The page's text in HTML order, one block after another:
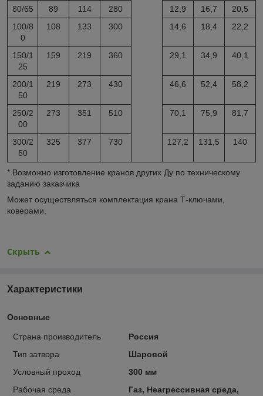
80/65
89 114 280 12,9 16,7
20,5
100/8
0
108 133 300 14,6 18,4 22,2
150/1
25
159 219 360 29,1 34,9 40,1
200/1
50
219 273 430 46,6 52,4 58,2
250/2
00
273 351 510 70,1 75,9 81,7
300/2
50
325 377 730 127,2 131,5 140
* Возможно изготовление кранов других Ду по техническому
заданию заказчика
Может осуществляться комплектация крана Т-ключами,
коверами.
Скрыть
Характеристики
Основные
Страна производитель
Россия
Тип затвора
Шаровой
Условный проход
300 мм
Рабочая среда
Газ, Неагрессивная среда,